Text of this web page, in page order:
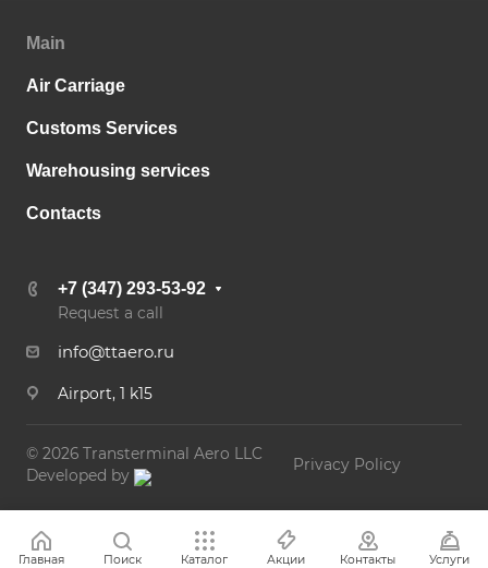
Main
Air Carriage
Customs Services
Warehousing services
Contacts
+7 (347) 293-53-92
Request a call
info@ttaero.ru
Airport, 1 k15
© 2026 Transterminal Aero LLC
Developed by
Privacy Policy
Главная Поиск Каталог Акции Контакты Услуги